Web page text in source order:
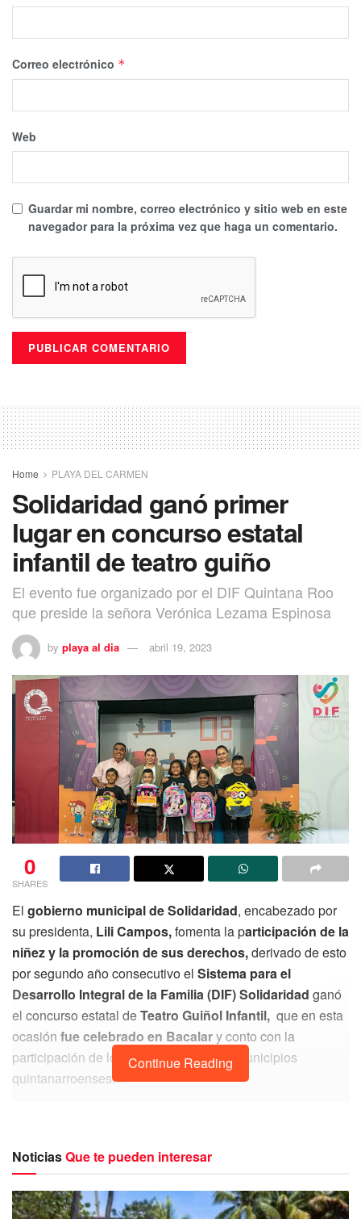
Correo electrónico *
Web
Guardar mi nombre, correo electrónico y sitio web en este
navegador para la próxima vez que haga un comentario.
Home PLAYA DEL CARMEN
Solidaridad ganó primer
lugar en concurso estatal
infantil de teatro guiño
El evento fue organizado por el DIF Quintana Roo
que preside la señora Verónica Lezama Espinosa
by playa al dia abril 19, 2023
0
SHARES
El gobierno municipal de Solidaridad, encabezado por
su presidenta, Lili Campos,fomenta la participación de la
niñez y la promoción de sus derechos,derivado de esto
por segundo año consecutivo el Sistema para el
Desarrollo Integral de la Familia (DIF) Solidaridad ganó
el concurso estatal deTeatro Guiñol Infantil, que en esta
ocasión fue celebrado en Bacalary conto con la
participación de los selectivos de siete municipios
quintanarroenses.
Continue Reading
NoticiasQue te pueden interesar